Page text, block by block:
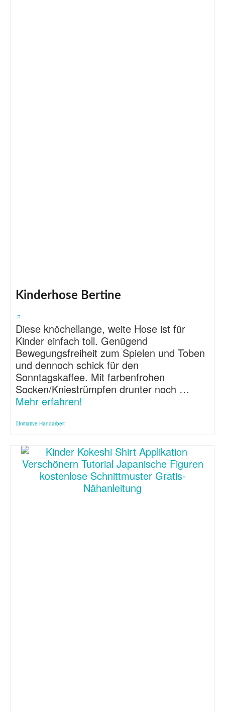
Kinderhose Bertine
Diese knöchellange, weite Hose ist für
Kinder einfach toll. Genügend
Bewegungsfreiheit zum Spielen und Toben
und dennoch schick für den
Sonntagskaffee. Mit farbenfrohen
Socken/Kniestrümpfen drunter noch …
Mehr erfahren!
Initiative Handarbeit